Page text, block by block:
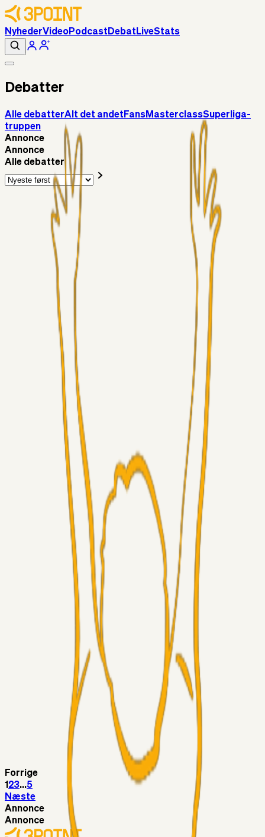
NyhederVideoPodcast Debat LiveStats
Debatter
Alle debatterAlt det andet FansMasterclassSuperliga-
truppen
Annonce
Annonce
Alle debatter
Alt det andet
RasmusStephansen
Brøndby´s Nye Hold – Oprustningen Er Markant……!
Superliga-truppen
Sorteslyngel
20 timer siden
Så gælder det Horsens
Alt det andet
3Point_Udviklere
3Point hjemmeside opdateringer - August
Chrisdinho88
06. aug. 2026
Horsens - Brøndby billet
Alt det andet
Chrisdinho88 05. aug. 2026
Bange anelser
Superliga-truppen
05. aug. 2026
Kommer Jobbe hjem?
05. aug. 2026
Brøndby-TV og u-19
04. aug. 2026
5. Forudsigelser op til Horsens kampen.
RasmusStephansen04. aug. 2026
Nørgaards Lever Hug, Skaktræk Mod En Utålmodig
RasmusStephansen 04. aug. 2026
Har GFH løsnet grebet...?
Superliga-truppen
04. aug. 2026
Medie: Tahirovic til Celtic for samlet 6 mio Euro
Superliga-truppen
03. aug. 2026
Kunne Sami Jalal være den næste offensive brik? 🤔💛💙
Forrige
1 23...5
Næste
Annonce
Annonce